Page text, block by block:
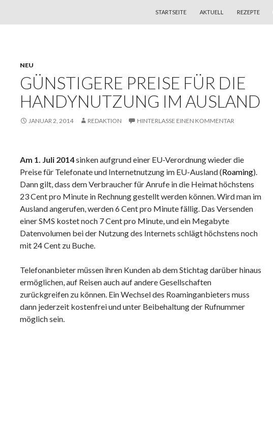
STARTSEITE
AKTUELL REZEPTE
NEU
GÜNSTIGERE PREISE FÜR DIE
HANDYNUTZUNG IM AUSLAND
JANUAR 2, 2014 REDAKTION HINTERLASSE EINEN KOMMENTAR
Am 1. Juli 2014sinken aufgrund einer EU-Verordnung wieder die
Preise für Telefonate und Internetnutzung im EU-Ausland (Roaming).
Dann gilt, dass dem Verbraucher für Anrufe in die Heimat höchstens
23 Cent pro Minute in Rechnung gestellt werden können. Wird man im
Ausland angerufen, werden 6 Cent pro Minute fällig. Das Versenden
einer SMS kostet noch 7 Cent pro Minute, und ein Megabyte
Datenvolumen bei der Nutzung des Internets schlägt höchstens noch
mit 24 Cent zu Buche.
Telefonanbieter müssen ihren Kunden ab dem Stichtag darüber hinaus
ermöglichen, auf Reisen auch auf andere Gesellschaften
zurückgreifen zu können. Ein Wechsel des Roaminganbieters muss
dann jederzeit kostenfrei und unter Beibehaltung der Rufnummer
möglich sein.